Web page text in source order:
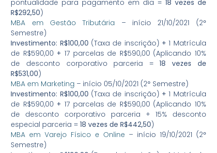
pontualidade para pagamento em dia = 18 vezes de
R$292,50)
MBA em Gestão Tributária – início 21/10/2021 (2°
Semestre)
Investimento: R$100,00 (Taxa de inscrição) + 1 Matrícula
de R$590,00 + 17 parcelas de R$590,00 (Aplicando 10%
de desconto corporativo parceria =18 vezes de
R$531,00)
MBA em Marketing – início 05/10/2021 (2° Semestre)
Investimento: R$100,00 (Taxa de inscrição) + 1 Matrícula
de R$590,00 + 17 parcelas de R$590,00 (Aplicando 10%
de desconto corporativo parceria + 15% desconto
especial parceria =18 vezes de R$442,50)
MBA em Varejo Físico e Online – início 19/10/2021 (2°
Semestre)